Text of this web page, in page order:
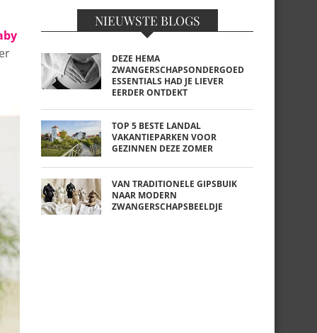
NIEUWSTE BLOGS
DEZE HEMA
ZWANGERSCHAPSONDERGOED
ESSENTIALS HAD JE LIEVER
EERDER ONTDEKT
TOP 5 BESTE LANDAL
VAKANTIEPARKEN VOOR
GEZINNEN DEZE ZOMER
VAN TRADITIONELE GIPSBUIK
NAAR MODERN
ZWANGERSCHAPSBEELDJE